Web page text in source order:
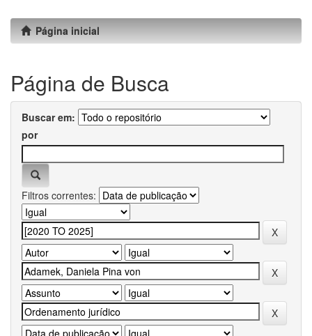
Página inicial
Página de Busca
Buscar em:
por
Filtros correntes: